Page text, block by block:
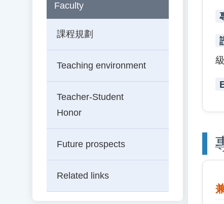
Faculty
課程規劃
Teaching environment
Teacher-Student
Honor
Future prospects
Related links